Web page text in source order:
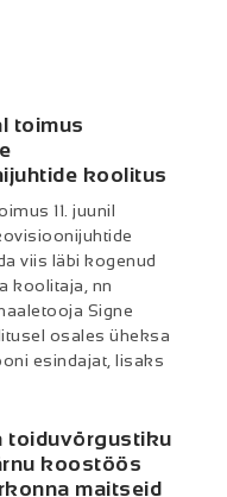
toimus
koolitus
11. juunil
viis läbi kogenud
koolitaja, nn
Signe
osales üheksa
esindajat, lisaks
toiduvõrgustiku
koostöös
maitseid